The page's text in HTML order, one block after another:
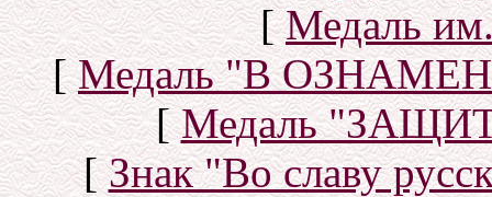
[Медаль
[Медаль "В
[Медаль
[Знак "Во славу